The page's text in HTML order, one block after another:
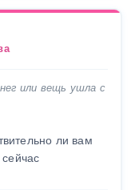
или вещь ушла с
ли вам